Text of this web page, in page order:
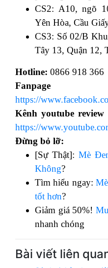
CS2: A10, ngõ
Yên Hòa, Cầu
CS3: Số 02/B
Tây 13, Quận 12,
Hotline: 0866 918 366
https://
Kênh youtube
https://
Đừng bỏ lỡ:
[Sự Thật]: Mè
Không?
Tìm hiểu ngay:
tốt hơn?
Giảm giá 50%!
nhanh chóng
Bài viết liên